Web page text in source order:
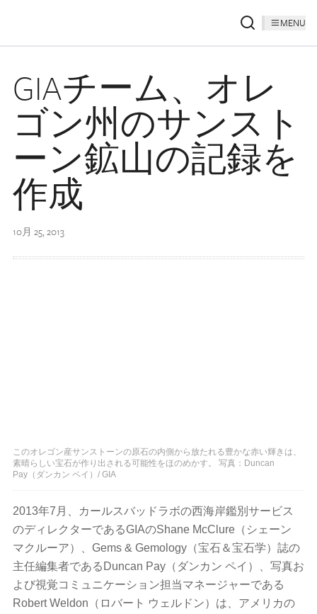
MENU
GIAチーム、オレ
ゴン州のサンスト
ーン鉱山の記録を
作成
10月 25, 2013
このオレゴン産サンストーンの原石の内側から放たれる豊かな赤い輝きは、
素晴らしい宝石が作り出される可能性をほのめかす。 写真：Duncan
Pay（ダンカン ペイ）/ GIA
2013年7月、カールスバッドラボの西海岸鑑別サービス
のディレクターであるGIAのShane McClure（シェーン
マクルーア）、Gems & Gemology（宝石＆宝石学）誌の
主任編集者であるDuncan Pay（ダンカン ペイ）、写真お
よび視覚コミュニケーション担当マネージャーである
Robert Weldon（ロバート ウェルドン）は、アメリカの